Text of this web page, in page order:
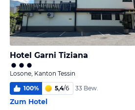
Hotel Garni Tiziana
Losone, Kanton Tessin
100% 5,4/6 33 Bew.
Zum Hotel